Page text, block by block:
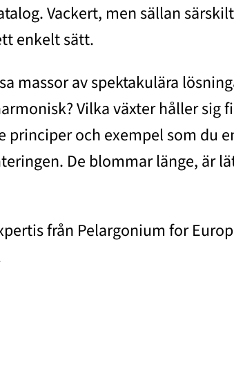
Vackert, men sällan
enkelt sätt.
massor av spektakulära
Vilka växter håller sig
och exempel som du
De blommar länge, är
från Pelargonium for